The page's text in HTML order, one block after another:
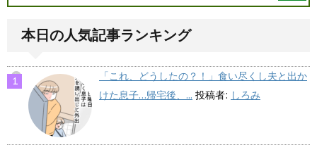
本日の人気記事ランキング
「これ、どうしたの？！」食い尽くし夫と出か
けた息子…帰宅後、... 投稿者: しろみ